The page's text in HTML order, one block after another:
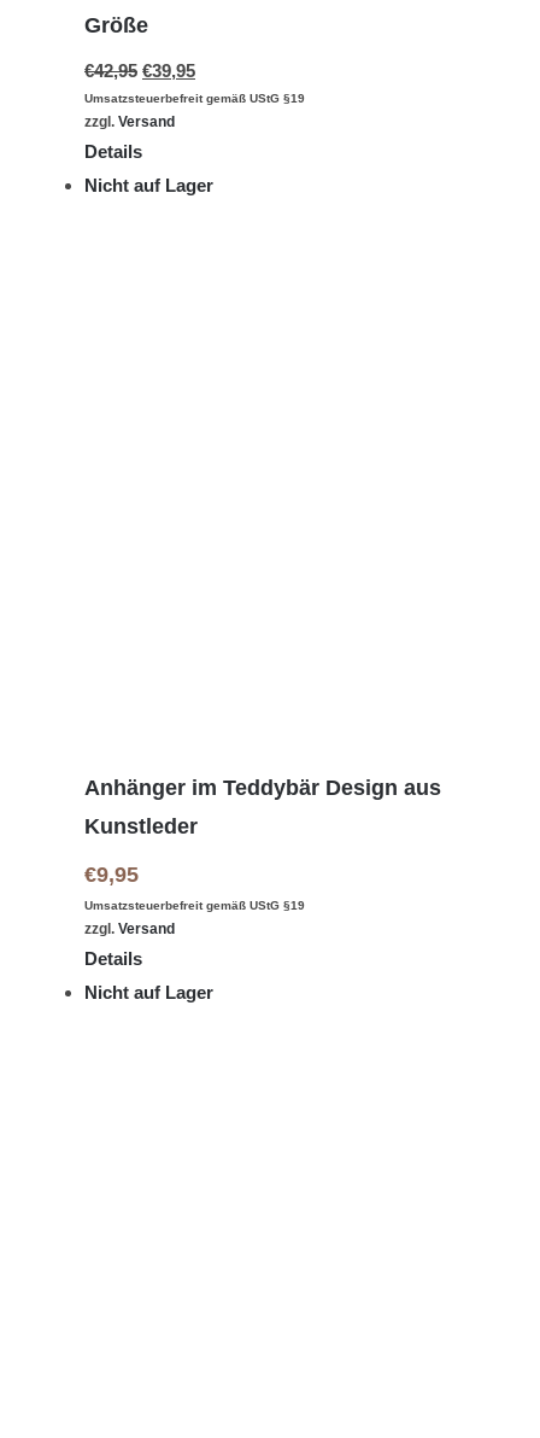
Größe
€42,95 €39,95
Umsatzsteuerbefreit gemäß UStG §19
zzgl. Versand
Details
Nicht auf Lager
Anhänger im Teddybär Design aus
Kunstleder
€9,95
Umsatzsteuerbefreit gemäß UStG §19
zzgl. Versand
Details
Nicht auf Lager